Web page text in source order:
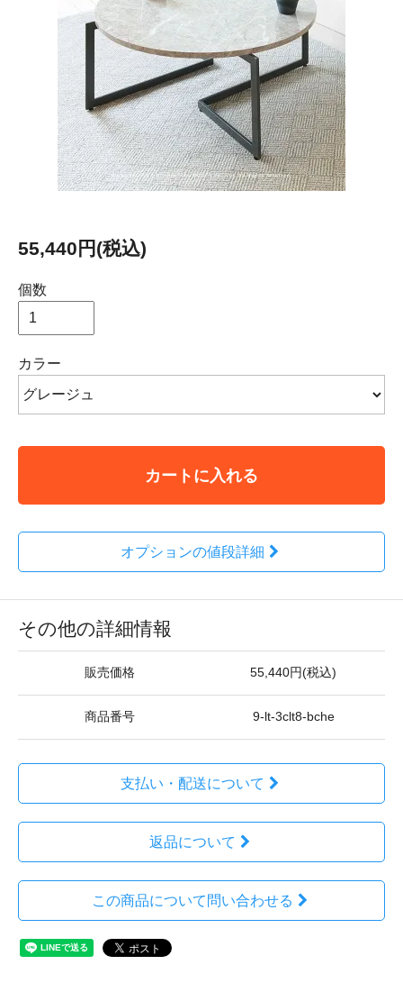
55,440円(税込)
個数
カラー
カートに入れる
オプションの値段詳細
その他の詳細情報
販売価格 55,440円(税込)
商品番号 9-lt-3clt8-bche
支払い・配送について
返品について
この商品について問い合わせる